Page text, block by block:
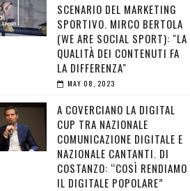
SCENARIO DEL MARKETING
SPORTIVO. MIRCO BERTOLA
(WE ARE SOCIAL SPORT): "LA
QUALITÀ DEI CONTENUTI FA
LA DIFFERENZA"
MAY 08, 2023
A COVERCIANO LA DIGITAL
CUP TRA NAZIONALE
COMUNICAZIONE DIGITALE E
NAZIONALE CANTANTI. DI
COSTANZO: “COSÌ RENDIAMO
IL DIGITALE POPOLARE”